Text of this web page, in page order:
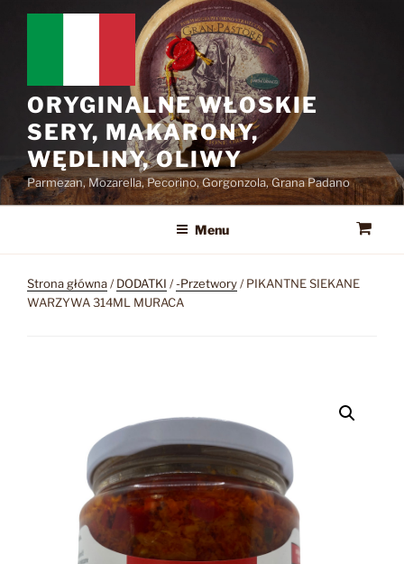
Przejdź
ORYGINALNE WŁOSKIE
SERY, MAKARONY,
WĘDLINY, OLIWY
Parmezan, Mozarella, Pecorino, Gorgonzola, Grana Padano
Menu
Strona główna/DODATKI /-Przetwory/ PIKANTNE SIEKANE
WARZYWA 314ML MURACA